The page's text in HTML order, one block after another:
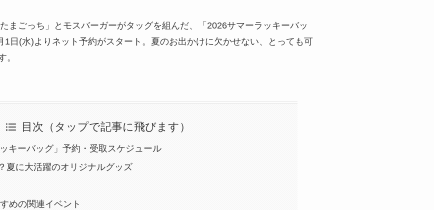
まごっち」とモスバーガーがタッグを組んだ、「2026サマーラッキーバッ
1日(水)よりネット予約がスタート。夏のお出かけに欠かせない、とっても可
。
目次（タップで記事に飛びます）
キーバッグ」予約・受取スケジュール
夏に大活躍のオリジナルグッズ
めの関連イベント